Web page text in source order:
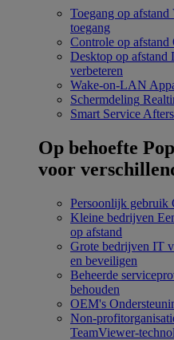
Toegang op afstand
toegang
Controle op afstand
Desktop op afstand
verbeteren
Wake-on-LAN
Schermdeling
Smart Service
Op behoefte
voor
Persoonlijk gebruik
Kleine bedrijven
op afstand
Grote bedrijven IT
en beveiligen
Beheerde
behouden
OEM's
Non-
TeamViewer-